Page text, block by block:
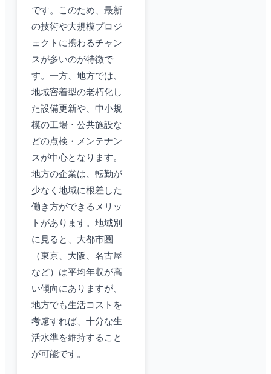
です。このため、最新
の技術や大規模プロジ
ェクトに携わるチャン
スが多いのが特徴で
す。一方、地方では、
地域密着型の老朽化し
た設備更新や、中小規
模の工場・公共施設な
どの点検・メンテナン
スが中心となります。
地方の企業は、転勤が
少なく地域に根差した
働き方ができるメリッ
トがあります。地域別
に見ると、大都市圏
（東京、大阪、名古屋
など）は平均年収が高
い傾向にありますが、
地方でも生活コストを
考慮すれば、十分な生
活水準を維持すること
が可能です。